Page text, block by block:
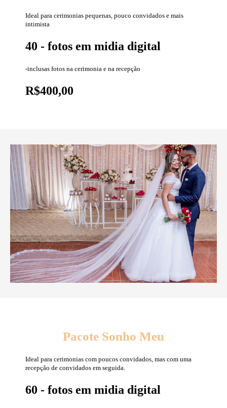
Ideal para cerimonias pequenas, pouco convidados e mais
intimista
40 - fotos em midia digital
-inclusas fotos na cerimonia e na recepção
R$400,00
Pacote Sonho Meu
Ideal para cerimonias com poucos convidados, mas com uma
recepção de convidados em seguida.
60 - fotos em midia digital